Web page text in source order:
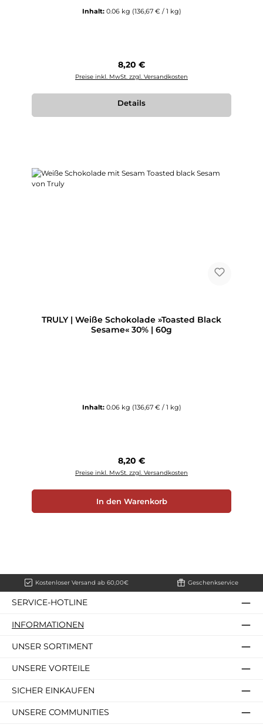
Inhalt: 0.06 kg (136,67 € / 1 kg)
Regulärer Preis:
8,20 €
Preise inkl. MwSt. zzgl. Versandkosten
Details
TRULY | Weiße Schokolade »Toasted Black
Sesame« 30% | 60g
Inhalt: 0.06 kg (136,67 € / 1 kg)
Regulärer Preis:
8,20 €
Preise inkl. MwSt. zzgl. Versandkosten
In den Warenkorb
Kostenloser Versand ab 60,00€ Geschenkservice
SERVICE-HOTLINE
INFORMATIONEN
UNSER SORTIMENT
UNSERE VORTEILE
SICHER EINKAUFEN
UNSERE COMMUNITIES